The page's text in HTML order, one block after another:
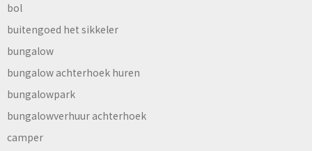
bol
buitengoed het sikkeler
bungalow
bungalow achterhoek huren
bungalowpark
bungalowverhuur achterhoek
camper